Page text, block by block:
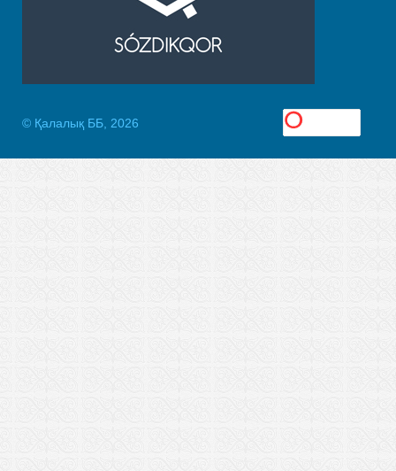
© Қалалық ББ, 2026